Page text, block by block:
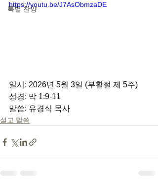
특별 찬양
https://youtu.be/J7AsObmzaDE
일시: 2026년 5월 3일 (부활절 제 5주)
성경: 막 1:9-11
말씀: 유경식 목사
설교 말씀